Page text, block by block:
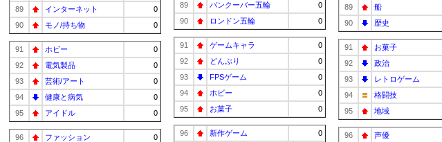
89
インターネット
0
90
モノ/持ち物 0
91 ホビー
0
92
電気製品
0
93
芸術/アート
0
94
健康と病気
0
95
アイドル 0
96 ファッション
0
89
バンクーバー五輪
0
90
ロンドン五輪 0
91 ゲームキャラ
0
92
どんぶり
0
93
FPSゲーム
0
94
ホビー
0
95
お菓子 0
96 新作ゲーム
0
89
船
90
歴史
91 お菓子
92
政治
93
レトロゲーム
94
格闘技
95
地域
96 声優